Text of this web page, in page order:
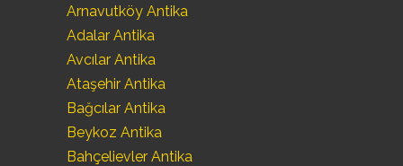
Arnavutköy Antika
Adalar Antika
Avcılar Antika
Ataşehir Antika
Bağcılar Antika
Beykoz Antika
Bahçelievler Antika